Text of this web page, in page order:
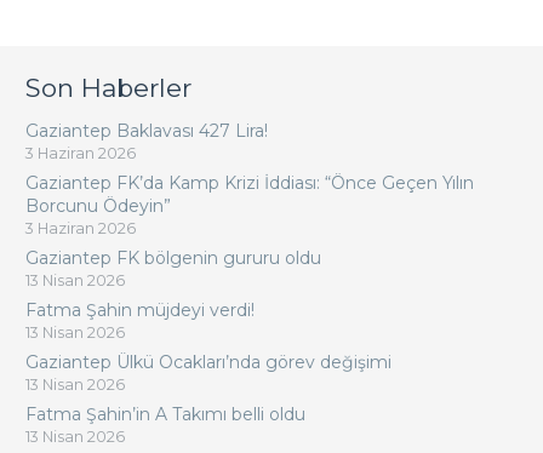
Son Haberler
Gaziantep Baklavası 427 Lira!
3 Haziran 2026
Gaziantep FK’da Kamp Krizi İddiası: “Önce Geçen Yılın
Borcunu Ödeyin”
3 Haziran 2026
Gaziantep FK bölgenin gururu oldu
13 Nisan 2026
Fatma Şahin müjdeyi verdi!
13 Nisan 2026
Gaziantep Ülkü Ocakları’nda görev değişimi
13 Nisan 2026
Fatma Şahin’in A Takımı belli oldu
13 Nisan 2026